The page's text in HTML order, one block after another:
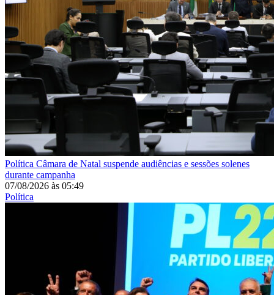
Política Câmara de Natal suspende audiências e sessões solenes
durante campanha
07/08/2026 às 05:49
Política